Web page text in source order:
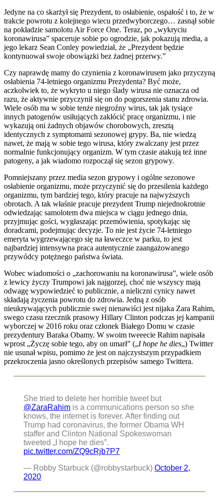
Jedyne na co skarżył się Prezydent, to osłabienie, ospałość i to, że w
trakcie powrotu z kolejnego wiecu przedwyborczego… zasnął sobie
na pokładzie samolotu Air Force One. Teraz, po „wykryciu
koronawirusa” spaceruje sobie po ogrodzie, jak pokazują media, a
jego lekarz Sean Conley powiedział, że „Prezydent będzie
kontynuował swoje obowiązki bez żadnej przerwy.”
Czy naprawdę mamy do czynienia z koronawirusem jako przyczyną
osłabienia 74-letniego organizmu Prezydenta? Być może,
aczkolwiek to, że wykryto u niego ślady wirusa nie oznacza od
razu, że aktywnie przyczynił się on do pogorszenia stanu zdrowia.
Wiele osób ma w sobie tenże niegroźny wirus, tak jak tysiące
innych patogenów usiłujących zakłócić pracę organizmu, i nie
wykazują oni żadnych objawów chorobowych, zresztą
identycznych z symptomami sezonowej grypy. Ba, nie wiedzą
nawet, że mają w sobie tego wirusa, który zwalczany jest przez
normalnie funkcjonujący organizm. W tym czasie atakują też inne
patogeny, a jak wiadomo rozpoczął się sezon grypowy.
Pomniejszany przez media sezon grypowy i ogólne sezonowe
osłabienie organizmu, może przyczynić się do przesilenia każdego
organizmu, tym bardziej tego, który pracuje na najwyższych
obrotach. A tak właśnie pracuje prezydent Trump niejednokrotnie
odwiedzając samolotem dwa miejsca w ciągu jednego dnia,
przyjmując gości, wygłaszając przemówienia, spotykając się
doradcami, podejmując decyzje. To nie jest życie 74-letniego
emeryta wygrzewającego się na ławeczce w parku, to jest
najbardziej intensywna praca autentycznie zaangażowanego
przywódcy potężnego państwa świata.
Wobec wiadomości o „zachorowaniu na koronawirusa”, wiele osób
z lewicy życzy Trumpowi jak najgorzej, choć nie wszyscy mają
odwagę wypowiedzieć to publicznie, a nieliczni cynicy nawet
składają życzenia powrotu do zdrowia. Jedną z osób
nieukrywających publicznie swej nienawiści jest nijaka Zara Rahim,
swego czasu rzecznik prasowy Hillary Clinton podczas jej kampanii
wyborczej w 2016 roku oraz członek Białego Domu w czasie
prezydentury Baraka Obamy. W swoim tweeecie Rahim napisała
wprost „Życzę sobie tego, aby on umarł” („I hope he dies„) Twittter
nie usunał wpisu, pomimo że jest on najczystszym przypadkiem
przekroczenia jasno określonych przepisów samego Twittera.
She tried to delete her horrible tweet but
@ZaraRahim is a communications person so she
knows, the internet is forever. After finding out
Trump had coronavirus, the former Obama WH
staffer and Clinton National Spokeswoman
tweeted „I hope he dies”.
pic.twitter.com/ZQ9cRjb7P7
— Robby Starbuck (@robbystarbuck) October 2,
2020